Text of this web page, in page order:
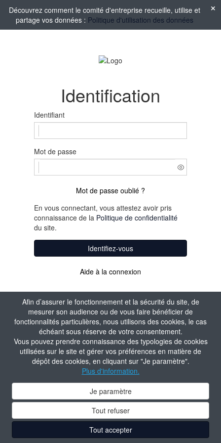
Afin d’assurer le fonctionnement et la sécurité du site, de
mesurer son audience ou de vous faire bénéficier de
fonctionnalités particulières, nous utilisons des cookies, le cas
échéant sous réserve de votre consentement.
Vous pouvez prendre connaissance des typologies de cookies
utilisées sur le site et gérer vos préférences en matière de
dépôt des cookies, en cliquant sur "Je paramètre".
Plus d'information.
Je paramètre
Tout refuser
Tout accepter
Découvrez comment le comité d'entreprise recueille, utilise et
partage vos données : Politique d'utilisation des données
Identification
Identifiant
Mot de passe
Mot de passe oublié ?
En vous connectant, vous attestez avoir pris
connaissance de la Politique de confidentialité
du site.
Identifiez-vous
Aide à la connexion